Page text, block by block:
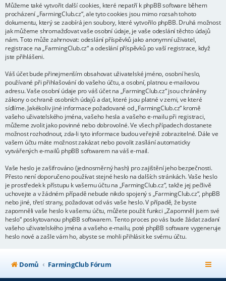
Můžeme také vytvořit další cookies, které nepatří k phpBB software během
procházení „FarmingClub.cz“, ale tyto cookies jsou mimo rozsah tohoto
dokumentu, který se zaobírá jen soubory, které vytvořilo phpBB. Druhá možnost
jak můžeme shromažďovat vaše osobní údaje, je vaše odeslání těchto údajů
nám. Toto může zahrnovat: odeslání příspěvků jako anonymní uživatel,
registrace na „FarmingClub.cz“ a odeslání příspěvků po vaší registrace, když
jste přihlášeni.
Váš účet bude přinejmenším obsahovat uživatelské jméno, osobní heslo,
používané při přihlašování do vašeho účtu, a osobní, platnou e-mailovou
adresu. Vaše osobní údaje pro váš účet na „FarmingClub.cz“ jsou chráněny
zákony o ochraně osobních údajů a dat, které jsou platné v zemi, ve které
sídlíme. Jakékoliv jiné informace požadované od „FarmingClub.cz“ kromě
vašeho uživatelského jména, vašeho hesla a vašeho e-mailu při registraci,
můžeme zvolit jako povinné nebo dobrovolné. Ve všech případech dostanete
možnost rozhodnout, zda-li tyto informace budou veřejně zobrazitelné. Dále ve
vašem účtu máte možnost zakázat nebo povolit zasílání automaticky
vytvářených e-mailů phpBB softwarem na váš e-mail.
Vaše heslo je zašifrováno (jednosměrný hash) pro zajištění jeho bezpečnosti.
Přesto není doporučeno používat stejné heslo na dalších stránkách. Vaše heslo
je prostředek k přístupu k vašemu účtu na „FarmingClub.cz“, takže jej pečlivě
uchovejte a v žádném případě nebude nikdo spojený s „FarmingClub.cz“, phpBB
nebo jiné, třetí strany, požadovat od vás vaše heslo. V případě, že byste
zapomněli vaše heslo k vašemu účtu, můžete použít funkci „Zapomněl jsem své
heslo“ poskytovanou phpBB softwarem. Tento proces po vás bude žádat zadaní
vašeho uživatelského jména a vašeho e-mailu, poté phpBB software vygeneruje
heslo nové a zašle vám ho, abyste se mohli přihlásit ke svému účtu.
Domů FarmingClub Fórum